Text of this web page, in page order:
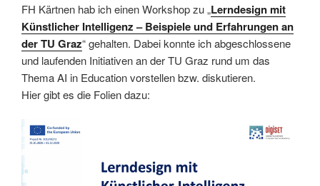
FH Kärtnen hab ich einen Workshop zu „Lerndesign mit
Künstlicher Intelligenz – Beispiele und Erfahrungen an
der TU Graz“ gehalten. Dabei konnte ich abgeschlossene
und laufenden Initiativen an der TU Graz rund um das
Thema AI in Education vorstellen bzw. diskutieren.
Hier gibt es die Folien dazu: